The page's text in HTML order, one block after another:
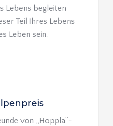
Lebens begleiten
Teil Ihres Lebens
Leben sein.
von „Hoppla“-